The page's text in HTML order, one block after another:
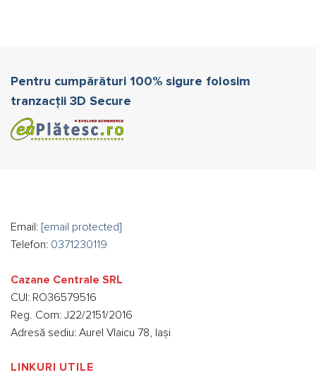
Pentru cumpărături 100% sigure folosim
tranzacții 3D Secure
Email: [email protected]
Telefon: 0371230119
Cazane Centrale SRL
CUI: RO36579516
Reg. Com: J22/2151/2016
Adresă sediu: Aurel Vlaicu 78, Iași
LINKURI UTILE